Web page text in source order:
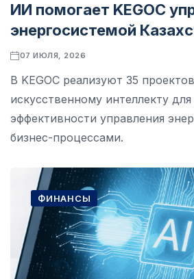
ИИ помогает KEGOC
энергосистемой
07 ИЮЛЯ, 2026
В KEGOC реализуют 35
искусственному интеллекту
эффективности управления
бизнес-процессами.
ФИНАНСЫ